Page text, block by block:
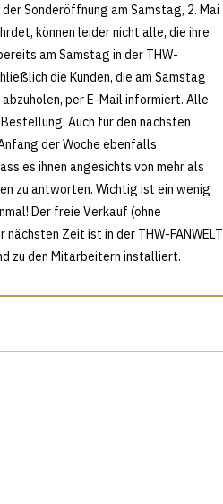
Sonderöffnung am Samstag, 2. Mai
können leider nicht alle, die ihre
am Samstag in der THW-
die Kunden, die am Samstag
per E-Mail informiert. Alle
Auch für den nächsten
der Woche ebenfalls
es ihnen angesichts von mehr als
zu antworten. Wichtig ist ein wenig
Der freie Verkauf (ohne
Zeit ist in der THW-FANWELT
zu den Mitarbeitern installiert.